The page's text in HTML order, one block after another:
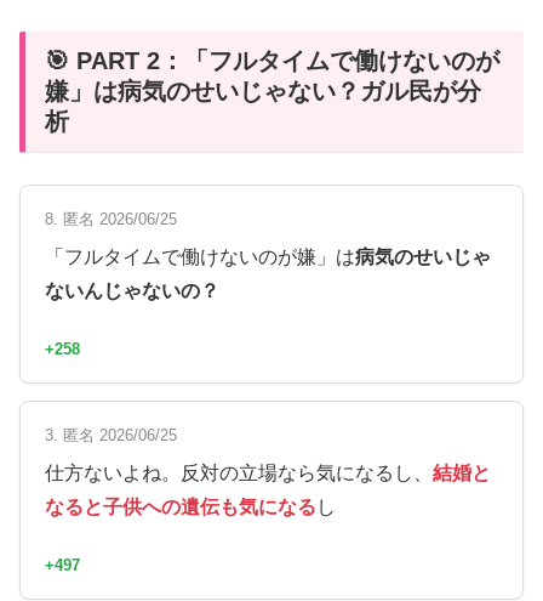
🎯 PART 2：「フルタイムで働けないのが
嫌」は病気のせいじゃない？ガル民が分
析
8. 匿名 2026/06/25
「フルタイムで働けないのが嫌」は病気のせいじゃ
ないんじゃないの？
+258
3. 匿名 2026/06/25
仕方ないよね。反対の立場なら気になるし、 結婚と
なると子供への遺伝も気になる し
+497